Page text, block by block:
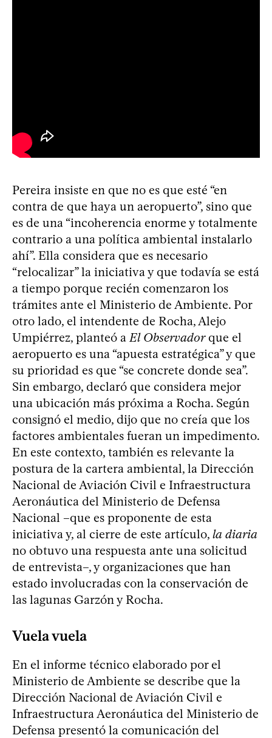
Pereira insiste en que no es que esté “en
contra de que haya un aeropuerto”, sino que
es de una “incoherencia enorme y totalmente
contrario a una política ambiental instalarlo
ahí”. Ella considera que es necesario
“relocalizar” la iniciativa y que todavía se está
a tiempo porque recién comenzaron los
trámites ante el Ministerio de Ambiente. Por
otro lado, el intendente de Rocha, Alejo
Umpiérrez, planteó aEl Observadorque el
aeropuerto es una “apuesta estratégica” y que
su prioridad es que “se concrete donde sea”.
Sin embargo, declaró que considera mejor
una ubicación más próxima a Rocha. Según
consignó el medio, dijo que no creía que los
factores ambientales fueran un impedimento.
En este contexto, también es relevante la
postura de la cartera ambiental, la Dirección
Nacional de Aviación Civil e Infraestructura
Aeronáutica del Ministerio de Defensa
Nacional –que es proponente de esta
iniciativa y, al cierre de este artículo, la diaria
no obtuvo una respuesta ante una solicitud
de entrevista–, y organizaciones que han
estado involucradas con la conservación de
las lagunas Garzón y Rocha.
Vuela vuela
En el informe técnico elaborado por el
Ministerio de Ambiente se describe que la
Dirección Nacional de Aviación Civil e
Infraestructura Aeronáutica del Ministerio de
Defensa presentó la comunicación del